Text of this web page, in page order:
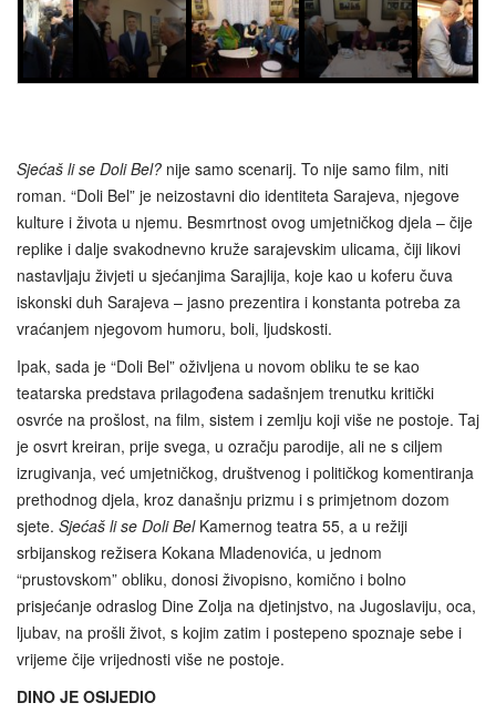
Sjećaš li se Doli Bel? nije samo scenarij. To nije samo film, niti
roman. “Doli Bel” je neizostavni dio identiteta Sarajeva, njegove
kulture i života u njemu. Besmrtnost ovog umjetničkog djela – čije
replike i dalje svakodnevno kruže sarajevskim ulicama, čiji likovi
nastavljaju živjeti u sjećanjima Sarajlija, koje kao u koferu čuva
iskonski duh Sarajeva – jasno prezentira i konstanta potreba za
vraćanjem njegovom humoru, boli, ljudskosti.
Ipak, sada je “Doli Bel” oživljena u novom obliku te se kao
teatarska predstava prilagođena sadašnjem trenutku kritički
osvrće na prošlost, na film, sistem i zemlju koji više ne postoje. Taj
je osvrt kreiran, prije svega, u ozračju parodije, ali ne s ciljem
izrugivanja, već umjetničkog, društvenog i političkog komentiranja
prethodnog djela, kroz današnju prizmu i s primjetnom dozom
sjete. Sjećaš li se Doli BelKamernog teatra 55, a u režiji
srbijanskog režisera Kokana Mladenovića, u jednom
“prustovskom” obliku, donosi živopisno, komično i bolno
prisjećanje odraslog Dine Zolja na djetinjstvo, na Jugoslaviju, oca,
ljubav, na prošli život, s kojim zatim i postepeno spoznaje sebe i
vrijeme čije vrijednosti više ne postoje.
DINO JE OSIJEDIO